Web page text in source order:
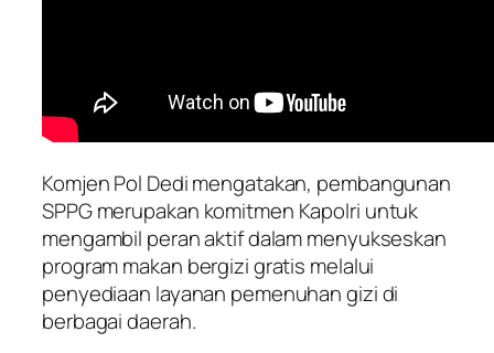
Komjen Pol Dedi mengatakan, pembangunan
SPPG merupakan komitmen Kapolri untuk
mengambil peran aktif dalam menyukseskan
program makan bergizi gratis melalui
penyediaan layanan pemenuhan gizi di
berbagai daerah.